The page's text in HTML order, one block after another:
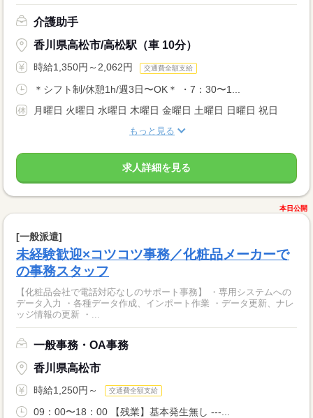
介護助手
香川県高松市/高松駅（車 10分）
時給1,350円～2,062円 交通費全額支給
＊シフト制/休憩1h/週3日〜OK＊ ・7：30〜1...
月曜日 火曜日 水曜日 木曜日 金曜日 土曜日 日曜日 祝日
もっと見る
求人詳細を見る
本日公開
[一般派遣]
未経験歓迎×コツコツ事務／化粧品メーカーで
の事務スタッフ
【化粧品会社で電話対応なしのサポート事務】 ・専用システムへの
データ入力 ・各種データ作成、インポート作業 ・データ更新、ナレ
ッジ情報の更新 ・...
一般事務・OA事務
香川県高松市
時給1,250円～ 交通費全額支給
09：00〜18：00 【残業】基本発生無し ---...